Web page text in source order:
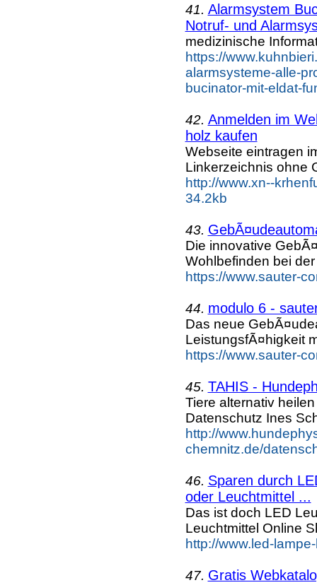
41. Alarmsystem
Notruf- und
medizinische
https://
alarmsysteme-alle-
bucinator-mit-eldat-
42. Anmelden im
holz kaufen
Webseite eintragen
Linkerzeichnis ohne
http://www.xn--
34.2kb
43.
Die innovative
Wohlbefinden bei der
https://www.sauter-
44. modulo 6 -
Das neue
LeistungsfÃ¤higkeit
https://www.sauter-
45. TAHIS -
Tiere alternativ
Datenschutz Ines
http://
chemnitz.de/
46. Sparen durch
oder Leuchtmittel ...
Das ist doch LED
Leuchtmittel Online
http://www.led-
47. Gratis